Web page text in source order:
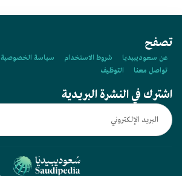
تصفح
عن سعوديبيديا شروط الاستخدام سياسة الخصوصية
تواصل معنا
التوظيف
اشترك في النشرة البريدية